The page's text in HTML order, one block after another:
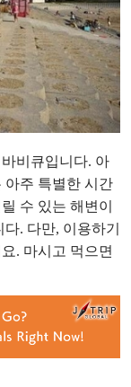
비큐입니다. 아
아주 특별한 시간
수 있는 해변이
. 다만, 이용하기
. 마시고 먹으면